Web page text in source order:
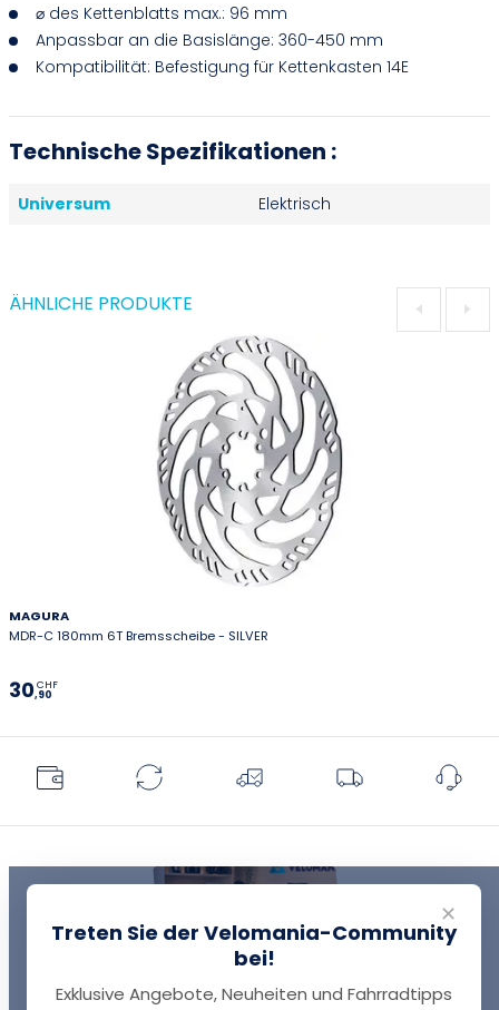
⌀ des Kettenblatts max.: 96 mm
Anpassbar an die Basislänge: 360-450 mm
Kompatibilität: Befestigung für Kettenkasten 14E
Technische Spezifikationen :
Universum Elektrisch
ÄHNLICHE PRODUKTE
MAGURA
MDR-C 180mm 6T Bremsscheibe - SILVER
30,90
CHF
✕
Treten Sie der Velomania-Community
bei!
Exklusive Angebote, Neuheiten und Fahrradtipps